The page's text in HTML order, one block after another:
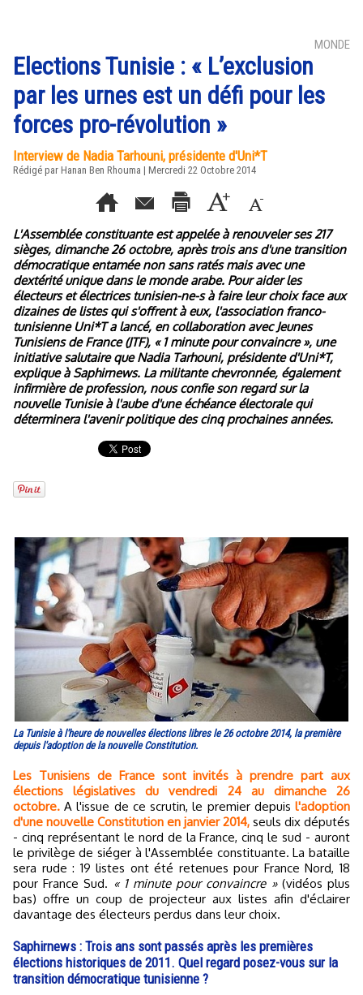
MONDE
Elections Tunisie : « L’exclusion
par les urnes est un défi pour les
forces pro-révolution »
Interview de Nadia Tarhouni, présidente d'Uni*T
Rédigé par Hanan Ben Rhouma | Mercredi 22 Octobre 2014
L'Assemblée constituante est appelée à renouveler ses 217
sièges, dimanche 26 octobre, après trois ans d'une transition
démocratique entamée non sans ratés mais avec une
dextérité unique dans le monde arabe. Pour aider les
électeurs et électrices tunisien-ne-s à faire leur choix face aux
dizaines de listes qui s'offrent à eux, l'association franco-
tunisienne Uni*T a lancé, en collaboration avec Jeunes
Tunisiens de France (JTF), « 1 minute pour convaincre », une
initiative salutaire que Nadia Tarhouni, présidente d'Uni*T,
explique à Saphirnews. La militante chevronnée, également
infirmière de profession, nous confie son regard sur la
nouvelle Tunisie à l'aube d'une échéance électorale qui
déterminera l'avenir politique des cinq prochaines années.
La Tunisie à l'heure de nouvelles élections libres le 26 octobre 2014, la première
depuis l'adoption de la nouvelle Constitution.
Les Tunisiens de France sont invités à prendre part aux
élections législatives du vendredi 24 au dimanche 26
octobre. A l'issue de ce scrutin, le premier depuis l'adoption
d'une nouvelle Constitution en janvier 2014, seuls dix députés
- cinq représentant le nord de la France, cinq le sud - auront
le privilège de siéger à l'Assemblée constituante. La bataille
sera rude : 19 listes ont été retenues pour France Nord, 18
pour France Sud. « 1 minute pour convaincre »(vidéos plus
bas) offre un coup de projecteur aux listes afin d'éclairer
davantage des électeurs perdus dans leur choix.
Saphirnews : Trois ans sont passés après les premières
élections historiques de 2011. Quel regard posez-vous sur la
transition démocratique tunisienne ?